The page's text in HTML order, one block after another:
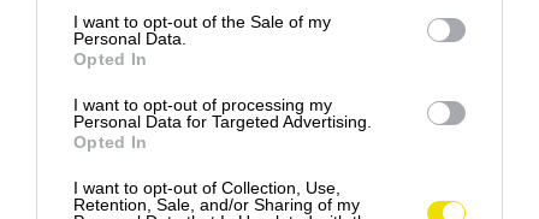
consent section.
I want to opt-out of the Sale of my
Personal Data.
Opted In
I want to opt-out of processing my
Personal Data for Targeted Advertising.
Opted In
I want to opt-out of Collection, Use,
Retention, Sale, and/or Sharing of my
storočia. Dnes zaujme nielen mohutnými hradbami
a vežami, ale aj panoramatickým výhľadom na celé
mesto apobrežie Costa Blanca
dostať pešo, autom alebo výťahom, pričom priamo v
areáli sa nachádzajú aj expozície približujúce dejiny
Alicante.
Pre tých, ktorí uprednostňujú more, je